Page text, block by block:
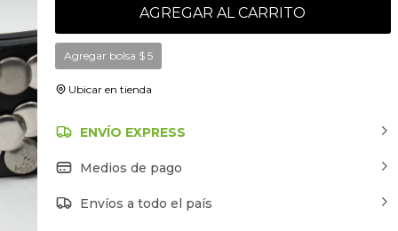
AGREGAR AL CARRITO
Agregar bolsa $ 5
Ubicar en tienda
ENVÍO EXPRESS
Medios de pago
Envíos a todo el país